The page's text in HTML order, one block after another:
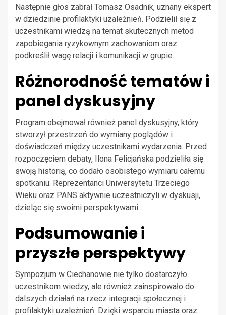
Następnie głos zabrał Tomasz Osadnik, uznany ekspert
w dziedzinie profilaktyki uzależnień. Podzielił się z
uczestnikami wiedzą na temat skutecznych metod
zapobiegania ryzykownym zachowaniom oraz
podkreślił wagę relacji i komunikacji w grupie.
Różnorodność tematów i
panel dyskusyjny
Program obejmował również panel dyskusyjny, który
stworzył przestrzeń do wymiany poglądów i
doświadczeń między uczestnikami wydarzenia. Przed
rozpoczęciem debaty, Ilona Felicjańska podzieliła się
swoją historią, co dodało osobistego wymiaru całemu
spotkaniu. Reprezentanci Uniwersytetu Trzeciego
Wieku oraz PANS aktywnie uczestniczyli w dyskusji,
dzieląc się swoimi perspektywami.
Podsumowanie i
przyszłe perspektywy
Sympozjum w Ciechanowie nie tylko dostarczyło
uczestnikom wiedzy, ale również zainspirowało do
dalszych działań na rzecz integracji społecznej i
profilaktyki uzależnień. Dzięki wsparciu miasta oraz